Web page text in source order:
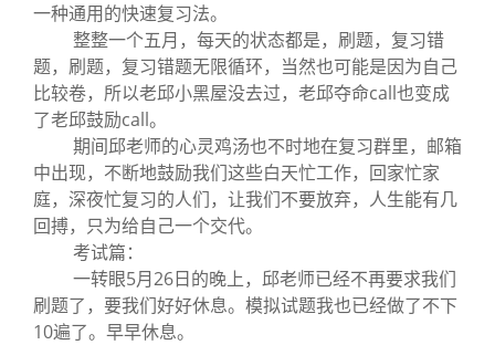
一种通用的快速复习法。
整整一个五月，每天的状态都是，刷题，复习错
题，刷题，复习错题无限循环，当然也可能是因为自己
比较卷，所以老邱小黑屋没去过，老邱夺命call也变成
了老邱鼓励call。
期间邱老师的心灵鸡汤也不时地在复习群里，邮箱
中出现，不断地鼓励我们这些白天忙工作，回家忙家
庭，深夜忙复习的人们，让我们不要放弃，人生能有几
回搏，只为给自己一个交代。
考试篇：
一转眼5月26日的晚上，邱老师已经不再要求我们
刷题了，要我们好好休息。模拟试题我也已经做了不下
10遍了。早早休息。